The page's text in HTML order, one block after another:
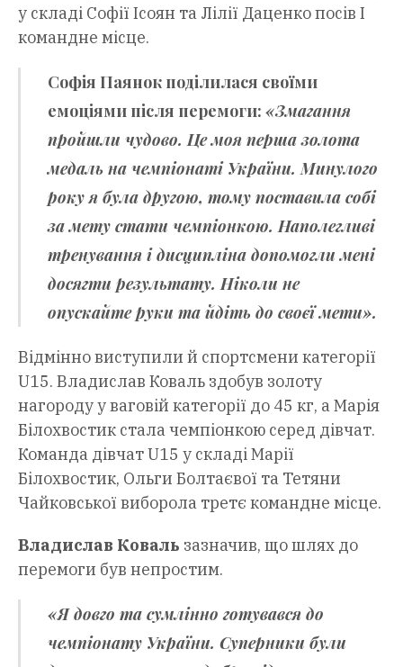
у складі Софії Ісоян та Лілії Даценко посів І
командне місце.
Софія Паянок поділилася своїми
емоціями після перемоги: «Змагання
пройшли чудово. Це моя перша золота
медаль на чемпіонаті України. Минулого
року я була другою, тому поставила собі
за мету стати чемпіонкою. Наполегливі
тренування і дисципліна допомогли мені
досягти результату. Ніколи не
опускайте руки та йдіть до своєї мети».
Відмінно виступили й спортсмени категорії
U15. Владислав Коваль здобув золоту
нагороду у ваговій категорії до 45 кг, а Марія
Білохвостик стала чемпіонкою серед дівчат.
Команда дівчат U15 у складі Марії
Білохвостик, Ольги Болтаєвої та Тетяни
Чайковської виборола третє командне місце.
Владислав Коваль зазначив, що шлях до
перемоги був непростим.
«Я довго та сумлінно готувався до
чемпіонату України. Суперники були